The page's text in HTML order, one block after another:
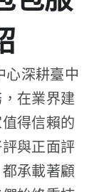
心深耕臺中
在業界建
得信賴的
與正面評
承載著顧